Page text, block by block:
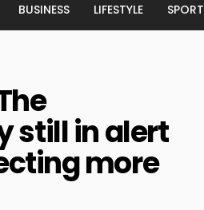
BUSINESS LIFESTYLE SPORT
still in alert
more